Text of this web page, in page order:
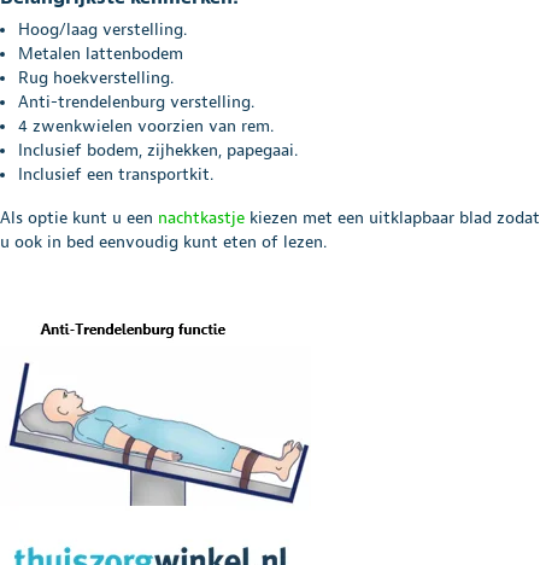
Hoog/laag verstelling.
Metalen lattenbodem
Rug hoekverstelling.
Anti-trendelenburg verstelling.
4 zwenkwielen voorzien van rem.
Inclusief bodem, zijhekken, papegaai.
Inclusief een transportkit.
Als optie kunt u een nachtkastje kiezen met een uitklapbaar blad zodat
u ook in bed eenvoudig kunt eten of lezen.